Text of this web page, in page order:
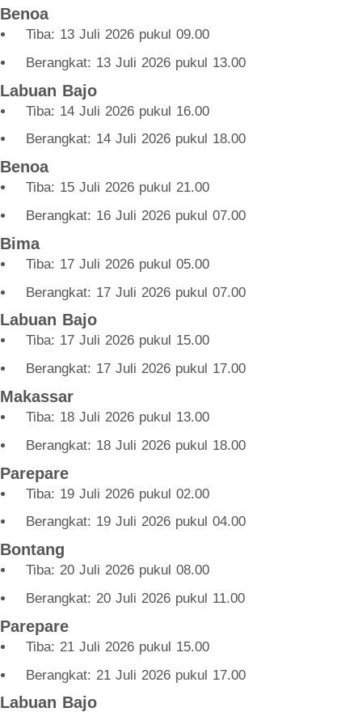
Benoa
Tiba: 13 Juli 2026 pukul 09.00
Berangkat: 13 Juli 2026 pukul 13.00
Labuan Bajo
Tiba: 14 Juli 2026 pukul 16.00
Berangkat: 14 Juli 2026 pukul 18.00
Benoa
Tiba: 15 Juli 2026 pukul 21.00
Berangkat: 16 Juli 2026 pukul 07.00
Bima
Tiba: 17 Juli 2026 pukul 05.00
Berangkat: 17 Juli 2026 pukul 07.00
Labuan Bajo
Tiba: 17 Juli 2026 pukul 15.00
Berangkat: 17 Juli 2026 pukul 17.00
Makassar
Tiba: 18 Juli 2026 pukul 13.00
Berangkat: 18 Juli 2026 pukul 18.00
Parepare
Tiba: 19 Juli 2026 pukul 02.00
Berangkat: 19 Juli 2026 pukul 04.00
Bontang
Tiba: 20 Juli 2026 pukul 08.00
Berangkat: 20 Juli 2026 pukul 11.00
Parepare
Tiba: 21 Juli 2026 pukul 15.00
Berangkat: 21 Juli 2026 pukul 17.00
Labuan Bajo